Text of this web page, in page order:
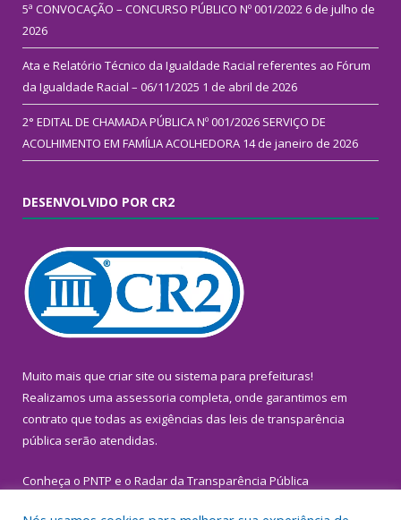
5ª CONVOCAÇÃO – CONCURSO PÚBLICO Nº 001/2022 6 de julho de
2026
Ata e Relatório Técnico da Igualdade Racial referentes ao Fórum
da Igualdade Racial – 06/11/2025 1 de abril de 2026
2° EDITAL DE CHAMADA PÚBLICA Nº 001/2026 SERVIÇO DE
ACOLHIMENTO EM FAMÍLIA ACOLHEDORA 14 de janeiro de 2026
DESENVOLVIDO POR CR2
Muito mais que criar site ou sistema para prefeituras!
Realizamos uma assessoria completa, onde garantimos em
contrato que todas as exigências das leis de transparência
pública serão atendidas.
Conheça o PNTP e o Radar da Transparência Pública